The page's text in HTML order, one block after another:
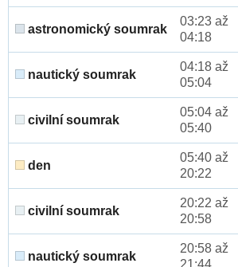
astronomický soumrak
03:23 až
04:18
nautický soumrak
04:18 až
05:04
civilní soumrak
05:04 až
05:40
den
05:40 až
20:22
civilní soumrak
20:22 až
20:58
nautický soumrak
20:58 až
21:44